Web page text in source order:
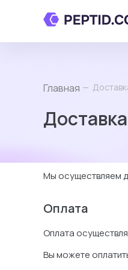
Главная
Доставка
Мы осуществляем
Оплата
Оплата
Вы можете
Личный
кабинет
Назад
Контакты
пептидах